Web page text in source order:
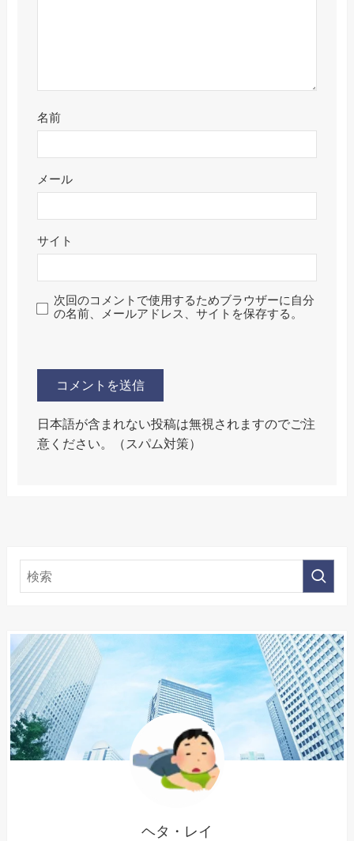
名前
メール
サイト
次回のコメントで使用するためブラウザーに自分
の名前、メールアドレス、サイトを保存する。
日本語が含まれない投稿は無視されますのでご注
意ください。（スパム対策）
ヘタ・レイ